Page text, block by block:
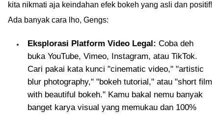
kita nikmati aja keindahan efek bokeh yang asli dan positif!
Ada banyak cara lho, Gengs:
Eksplorasi Platform Video Legal: Coba deh
buka YouTube, Vimeo, Instagram, atau TikTok.
Cari pakai kata kunci "cinematic video," "artistic
blur photography," "bokeh tutorial," atau "short film
with beautiful bokeh." Kamu bakal nemu banyak
banget karya visual yang memukau dan 100%